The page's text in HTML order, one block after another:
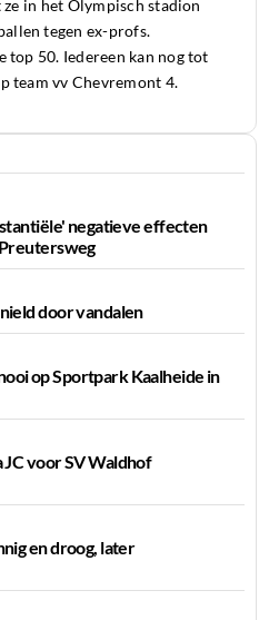
in het Olympisch stadion
tegen ex-profs.
top 50. Iedereen kan nog tot
team vv Chevremont 4.
negatieve effecten
door vandalen
op Sportpark Kaalheide in
voor SV Waldhof
en droog, later